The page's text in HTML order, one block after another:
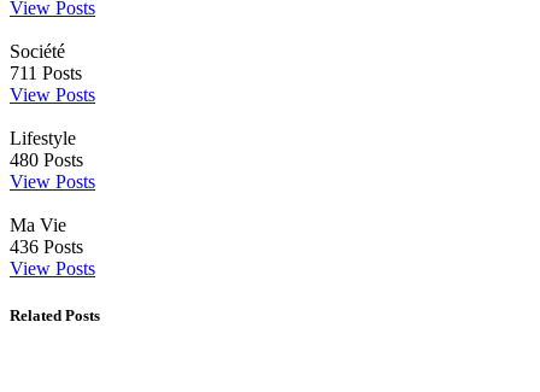
View Posts
Société
711 Posts
View Posts
Lifestyle
480 Posts
View Posts
Ma Vie
436 Posts
View Posts
Related Posts